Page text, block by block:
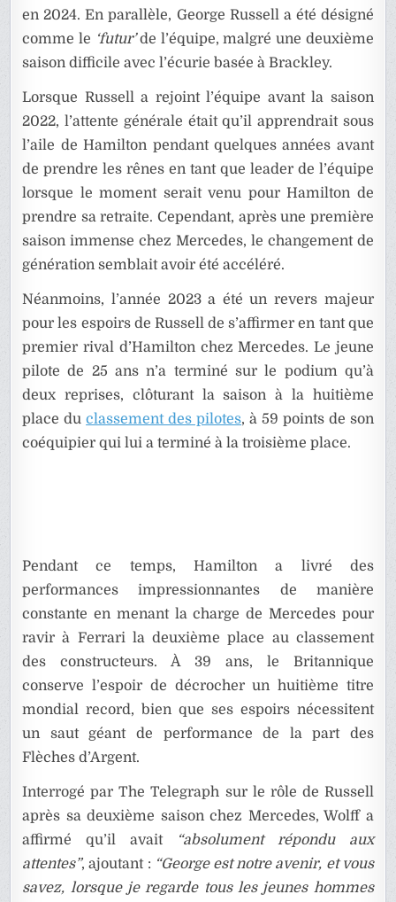
en 2024. En parallèle, George Russell a été désigné
comme le ‘futur’de l’équipe, malgré une deuxième
saison difficile avec l’écurie basée à Brackley.
Lorsque Russell a rejoint l’équipe avant la saison
2022, l’attente générale était qu’il apprendrait sous
l’aile de Hamilton pendant quelques années avant
de prendre les rênes en tant que leader de l’équipe
lorsque le moment serait venu pour Hamilton de
prendre sa retraite. Cependant, après une première
saison immense chez Mercedes, le changement de
génération semblait avoir été accéléré.
Néanmoins, l’année 2023 a été un revers majeur
pour les espoirs de Russell de s’affirmer en tant que
premier rival d’Hamilton chez Mercedes. Le jeune
pilote de 25 ans n’a terminé sur le podium qu’à
deux reprises, clôturant la saison à la huitième
place duclassement des pilotes, à 59 points de son
coéquipier qui lui a terminé à la troisième place.
Pendant ce temps, Hamilton a livré des
performances impressionnantes de manière
constante en menant la charge de Mercedes pour
ravir à Ferrari la deuxième place au classement
des constructeurs. À 39 ans, le Britannique
conserve l’espoir de décrocher un huitième titre
mondial record, bien que ses espoirs nécessitent
un saut géant de performance de la part des
Flèches d’Argent.
Interrogé par The Telegraph sur le rôle de Russell
après sa deuxième saison chez Mercedes, Wolff a
affirmé qu’il avait
“absolument répondu aux
attentes”, ajoutant : “George est notre avenir, et vous
savez, lorsque je regarde tous les jeunes hommes